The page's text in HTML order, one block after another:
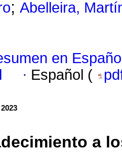
; Abelleira,
en
· Español (
a